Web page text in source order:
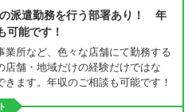
派遣勤務を行う部署あり！ 年
可能です！
業所など、色々な店舗にて勤務する
店舗・地域だけの経験だけではな
ます。年収のご相談も可能です！